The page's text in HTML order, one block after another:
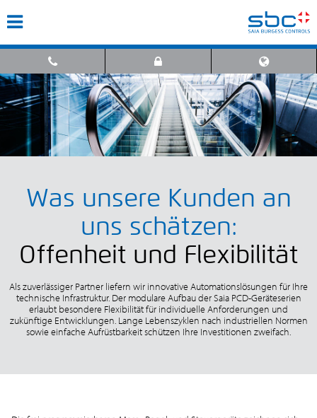
Was unsere Kunden an
uns schätzen:
Offenheit und Flexibilität
Als zuverlässiger Partner liefern wir innovative Automationslösungen für Ihre
technische Infrastruktur. Der modulare Aufbau der Saia PCD-Geräteserien
erlaubt besondere Flexibilität für individuelle Anforderungen und
zukünftige Entwicklungen. Lange Lebenszyklen nach industriellen Normen
sowie einfache Aufrüstbarkeit schützen Ihre Investitionen zweifach.